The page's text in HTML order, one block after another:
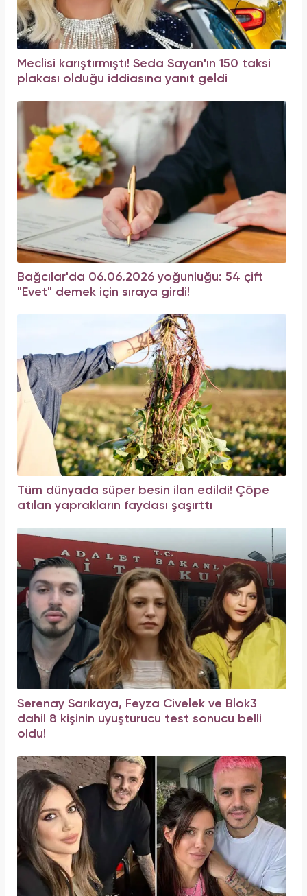
Meclisi karıştırmıştı! Seda Sayan'ın 150 taksi
plakası olduğu iddiasına yanıt geldi
Bağcılar'da 06.06.2026 yoğunluğu: 54 çift
"Evet" demek için sıraya girdi!
Tüm dünyada süper besin ilan edildi! Çöpe
atılan yaprakların faydası şaşırttı
Serenay Sarıkaya, Feyza Civelek ve Blok3
dahil 8 kişinin uyuşturucu test sonucu belli
oldu!